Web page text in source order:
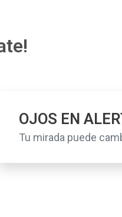
OJOS EN
Tu mirada puede